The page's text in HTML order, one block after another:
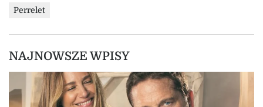
Perrelet
NAJNOWSZE WPISY